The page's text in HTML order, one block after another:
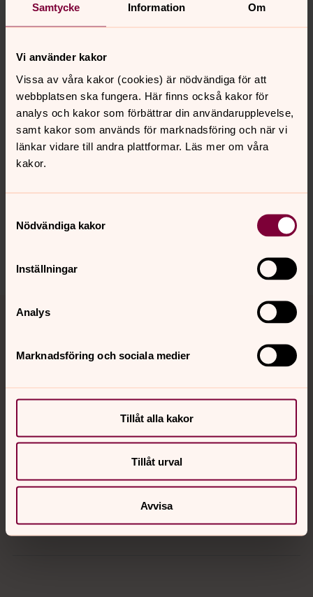
Samtycke Information Om
Vi använder kakor
Vissa av våra kakor (cookies) är nödvändiga för att
webbplatsen ska fungera. Här finns också kakor för
analys och kakor som förbättrar din användarupplevelse,
samt kakor som används för marknadsföring och när vi
länkar vidare till andra plattformar. Läs mer om våra
kakor.
Nödvändiga kakor
Inställningar
Analys
Marknadsföring och sociala medier
Tillåt alla kakor
Tillåt urval
Avvisa
Göran Rullander
Direkt:
08-556 572 36 Mobil:
072-515 68 44
E-post: goran.rullander@svenskakyrkan.se
Synpunkter eller frågor på sidans
vantors.forsamling@svenskakyrkan.se
Hitta snabbt
Sociala kanaler